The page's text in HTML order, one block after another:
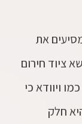
את
ציוד חירום
ויוודא כי
חלק